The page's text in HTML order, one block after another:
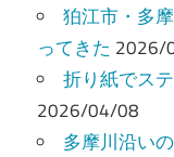
狛江市・多
ってきた 2026/
折り紙でス
2026/04/08
多摩川沿い